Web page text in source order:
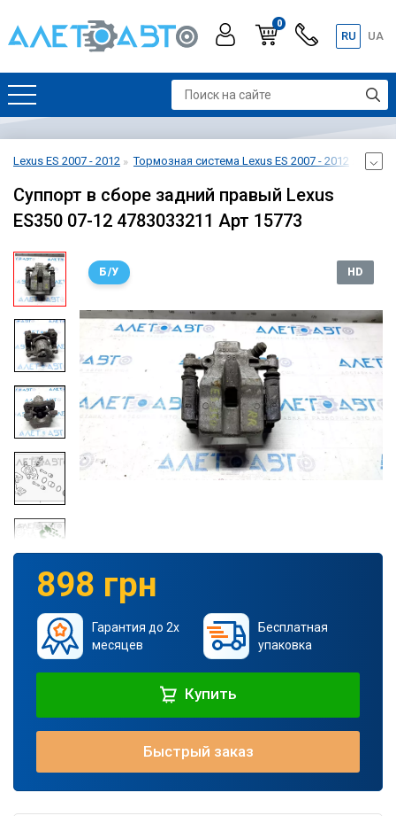
0
RU UA
Lexus ES 2007 - 2012 Тормозная система Lexus ES 2007 - 2012
Суппорт в сборе задний правый Lexus
ES350 07-12 4783033211 Арт 15773
Б/У HD
898 грн
Гарантия до 2х
месяцев
Бесплатная
упаковка
Купить
Быстрый заказ